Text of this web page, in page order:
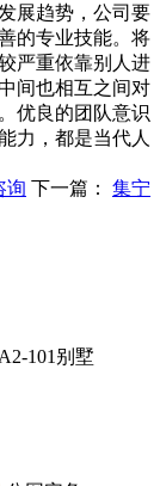
展趋势，公司要
的专业技能。将
严重依靠别人进
间也相互之间对
优良的团队意识
力，都是当代人
询 下一篇： 集宁
101别墅